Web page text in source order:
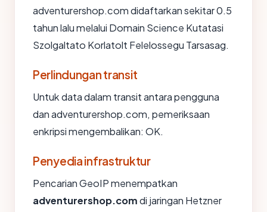
adventurershop.com didaftarkan sekitar 0.5
tahun lalu melalui Domain Science Kutatasi
Szolgaltato Korlatolt Felelossegu Tarsasag.
Perlindungan transit
Untuk data dalam transit antara pengguna
dan adventurershop.com, pemeriksaan
enkripsi mengembalikan: OK.
Penyedia infrastruktur
Pencarian GeoIP menempatkan
adventurershop.comdi jaringan Hetzner